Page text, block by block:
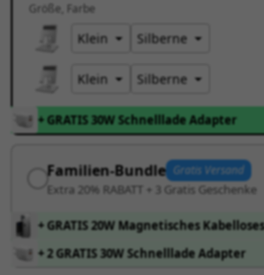
Größe Farbe
+ GRATIS 30W Schnelllade Adapter
Familien-Bundle Gratis Versand
Extra 20% RABATT + 3 Gratis Geschenke
+ GRATIS 20W Magnetisches
+ 2 GRATIS 30W Schnelllade Adapter